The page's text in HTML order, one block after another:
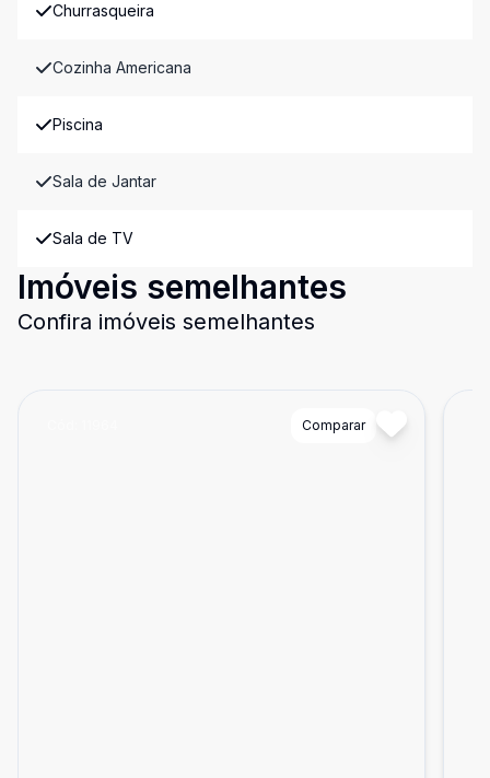
Churrasqueira
Cozinha Americana
Piscina
Sala de Jantar
Sala de TV
Imóveis semelhantes
Confira imóveis semelhantes
Comparar